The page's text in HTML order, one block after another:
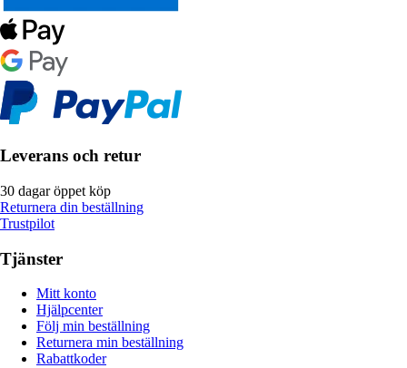
Leverans och retur
30 dagar öppet köp
Returnera din beställning
Trustpilot
Tjänster
Mitt konto
Hjälpcenter
Följ min beställning
Returnera min beställning
Rabattkoder